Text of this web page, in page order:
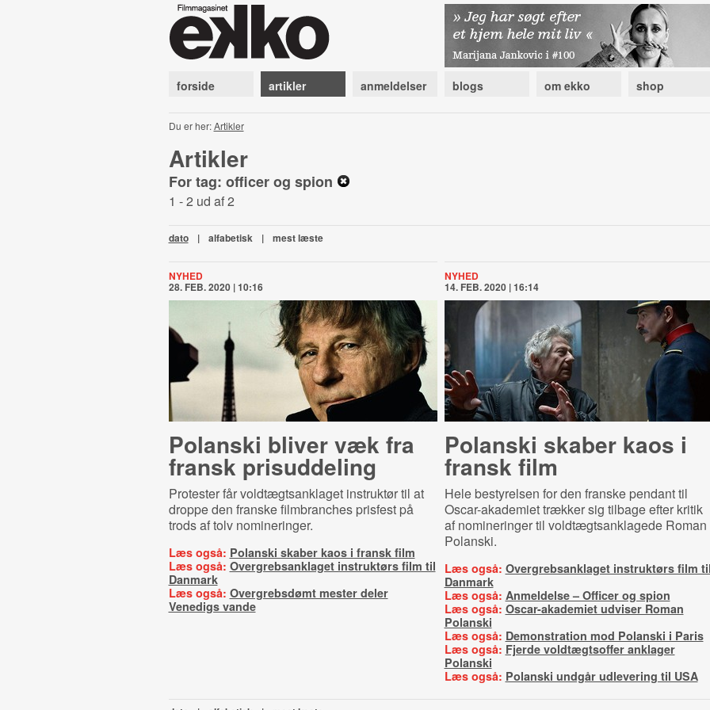
forside artikler anmeldelser blogs om ekko shop
Du er her:Artikler
Artikler
For tag: officer og spion
1 - 2 ud af 2
dato | alfabetisk | mest læste
NYHED
28. FEB. 2020 | 10:16
Polanski bliver væk fra
fransk prisuddeling
Protester får voldtægtsanklaget instruktør til at
droppe den franske filmbranches prisfest på
trods af tolv nomineringer.
Læs også: Polanski skaber kaos i fransk film
Læs også: Overgrebsanklaget instruktørs film til
Danmark
Læs også: Overgrebsdømt mester deler
Venedigs vande
NYHED
14. FEB. 2020 | 16:14
Polanski skaber kaos i
fransk film
Hele bestyrelsen for den franske pendant til
Oscar-akademiet trækker sig tilbage efter kritik
af nomineringer til voldtægtsanklagede Roman
Polanski.
Læs også: Overgrebsanklaget instruktørs film
Danmark
Læs også: Anmeldelse – Officer og spion
Læs også: Oscar-akademiet udviser Roman
Polanski
Læs også: Demonstration mod Polanski i Paris
Læs også: Fjerde voldtægtsoffer anklager
Polanski
Læs også: Polanski undgår udlevering til USA